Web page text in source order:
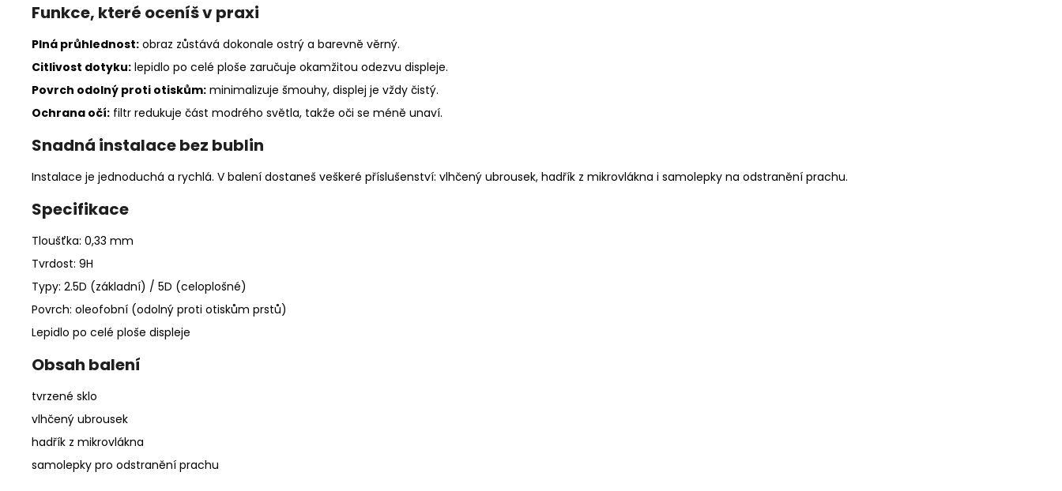
Funkce, které oceníš v praxi
Plná průhlednost: obraz zůstává dokonale ostrý a barevně věrný.
Citlivost dotyku: lepidlo po celé ploše zaručuje okamžitou odezvu displeje.
Povrch odolný proti otiskům: minimalizuje šmouhy, displej je vždy čistý.
Ochrana očí: filtr redukuje část modrého světla, takže oči se méně unaví.
Snadná instalace bez bublin
Instalace je jednoduchá a rychlá. V balení dostaneš veškeré příslušenství: vlhčený ubrousek, hadřík z mikrovlákna i samolepky na odstranění prachu.
Specifikace
Tloušťka: 0,33 mm
Tvrdost: 9H
Typy: 2.5D (základní) / 5D (celoplošné)
Povrch: oleofobní (odolný proti otiskům prstů)
Lepidlo po celé ploše displeje
Obsah balení
tvrzené sklo
vlhčený ubrousek
hadřík z mikrovlákna
samolepky pro odstranění prachu